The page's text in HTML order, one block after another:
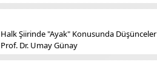
Halk Şiirinde "Ayak" Konusunda Düşünceler
Prof. Dr. Umay Günay